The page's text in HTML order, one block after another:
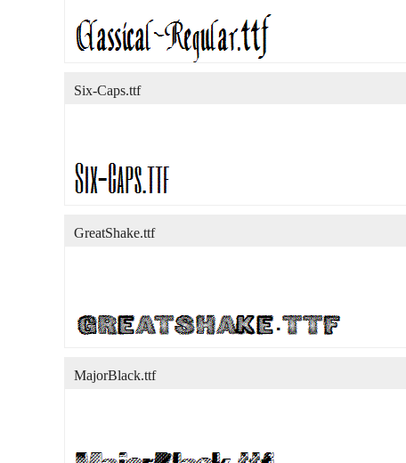
Six-Caps.ttf
GreatShake.ttf
MajorBlack.ttf